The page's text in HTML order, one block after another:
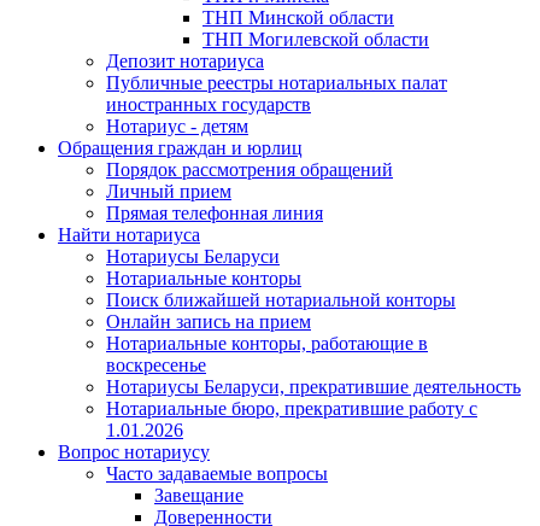
ТНП Минской области
ТНП Могилевской области
Депозит нотариуса
Публичные реестры нотариальных палат
иностранных государств
Нотариус - детям
Обращения граждан и юрлиц
Порядок рассмотрения обращений
Личный прием
Прямая телефонная линия
Найти нотариуса
Нотариусы Беларуси
Нотариальные конторы
Поиск ближайшей нотариальной конторы
Онлайн запись на прием
Нотариальные конторы, работающие в
воскресенье
Нотариусы Беларуси, прекратившие деятельность
Нотариальные бюро, прекратившие работу с
1.01.2026
Вопрос нотариусу
Часто задаваемые вопросы
Завещание
Доверенности